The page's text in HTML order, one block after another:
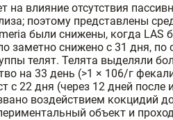
на влияние отсутствия
поэтому представлены
были снижены, когда
снижено с 31 дня, по
телят. Телята выделяли
на 33 день (>1 × 106/г
22 дня (через 12 дней
воздействием кокцидий
объект и